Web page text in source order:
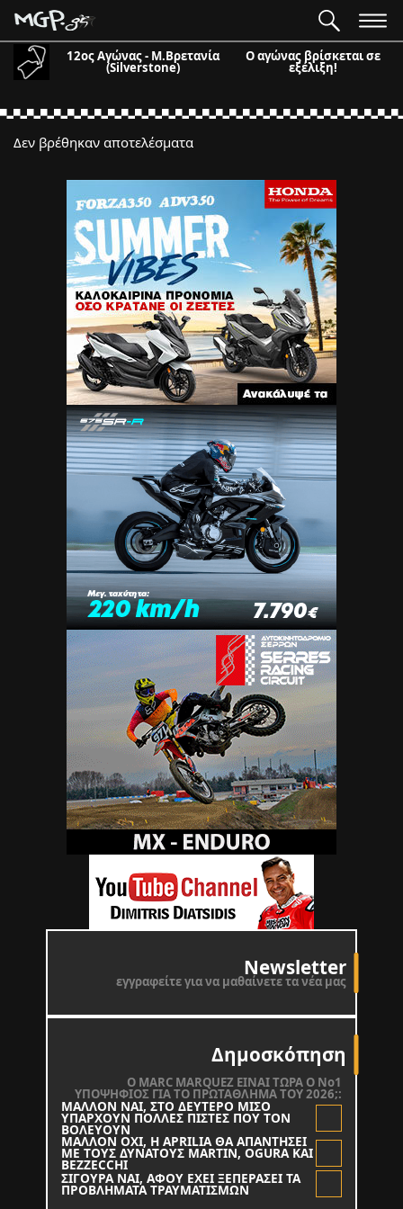
12ος Αγώνας - Μ.Βρετανία
(Silverstone)
Ο αγώνας βρίσκεται σε
εξέλιξη!
Newsletter
εγγραφείτε για να μαθαίνετε τα νέα μας
Δημοσκόπηση
O MARC MARQUEZ ΕΙΝΑΙ ΤΩΡΑ Ο Νο1
ΥΠΟΨΗΦΙΟΣ ΓΙΑ ΤΟ ΠΡΩΤΑΘΛΗΜΑ ΤΟΥ 2026;:
ΜΑΛΛΟΝ ΝΑΙ, ΣΤΟ ΔΕΥΤΕΡΟ ΜΙΣΟ
ΥΠΑΡΧΟΥΝ ΠΟΛΛΕΣ ΠΙΣΤΕΣ ΠΟΥ ΤΟΝ
ΒΟΛΕΥΟΥΝ
ΜΑΛΛΟΝ ΟΧΙ, Η APRILIA ΘΑ ΑΠΑΝΤΗΣΕΙ
ΜΕ ΤΟΥΣ ΔΥΝΑΤΟΥΣ MARTIN, OGURA KAI
BEZZECCHI
ΣΙΓΟΥΡΑ ΝΑΙ, ΑΦΟΥ ΕΧΕΙ ΞΕΠΕΡΑΣΕΙ ΤΑ
ΠΡΟΒΛΗΜΑΤΑ ΤΡΑΥΜΑΤΙΣΜΩΝ
Δεν βρέθηκαν αποτελέσματα